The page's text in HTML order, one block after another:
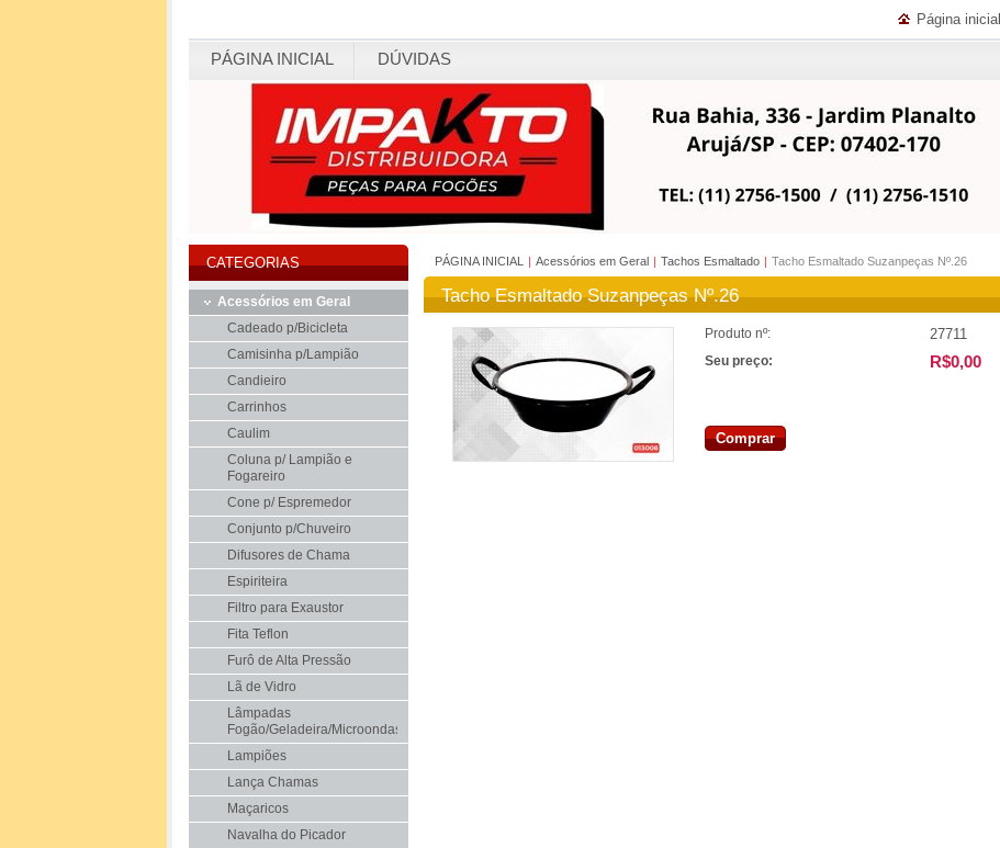
Página inicial
PÁGINA INICIAL DÚVIDAS
PÁGINA INICIAL | Acessórios em Geral | Tachos Esmaltado | Tacho Esmaltado Suzanpeças Nº.26
Tacho Esmaltado Suzanpeças Nº.26
Produto nº: 27711
Seu preço: R$0,00
Comprar
CATEGORIAS
Acessórios em Geral
Cadeado p/Bicicleta
Camisinha p/Lampião
Candieiro
Carrinhos
Caulim
Coluna p/ Lampião e
Fogareiro
Cone p/ Espremedor
Conjunto p/Chuveiro
Difusores de Chama
Espiriteira
Filtro para Exaustor
Fita Teflon
Furô de Alta Pressão
Lã de Vidro
Lâmpadas
Fogão/Geladeira/Microondas
Lampiões
Lança Chamas
Maçaricos
Navalha do Picador